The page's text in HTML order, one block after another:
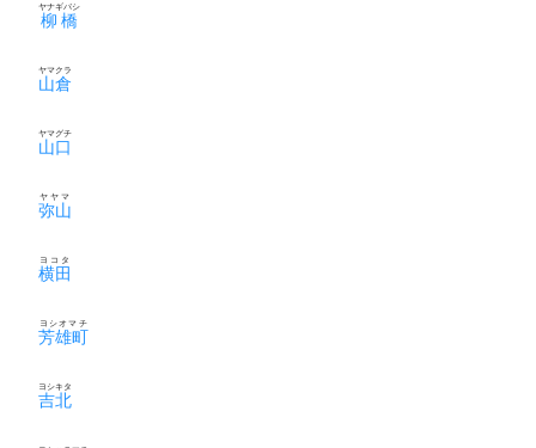
柳橋
ヤナギバシ
山倉
ヤマクラ
山口
ヤマグチ
弥山
ヤヤマ
横田
ヨコタ
芳雄町
ヨシオマチ
吉北
ヨシキタ